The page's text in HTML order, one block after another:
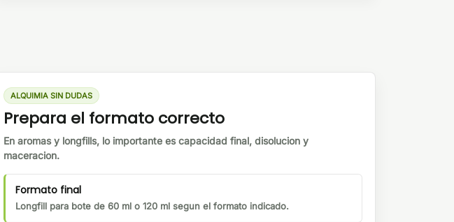
ALQUIMIA SIN DUDAS
Prepara el formato correcto
En aromas y longfills, lo importante es capacidad final, disolucion y
maceracion.
Formato final
Longfill para bote de 60 ml o 120 ml segun el formato indicado.